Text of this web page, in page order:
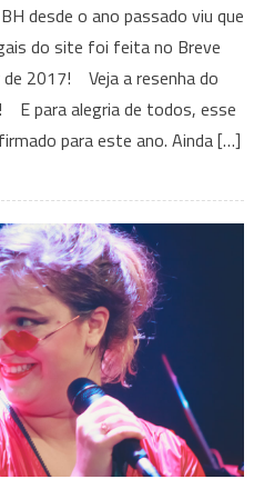
Vittar,
Caetano
Veloso
e
muito
Breve
Festival
–
Música
Pra
Durar
2018
desde o ano passado viu que
do site foi feita no Breve
2017! Veja a resenha do
E para alegria de todos, esse
para este ano. Ainda […]